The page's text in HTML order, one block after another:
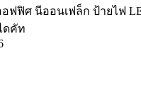
อฟฟิศ นีออนเฟล็ก ป้ายไฟ
ดคัท